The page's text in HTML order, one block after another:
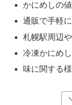
かにめしの
通販で手軽
札幌駅周辺
冷凍かにめ
味に関する